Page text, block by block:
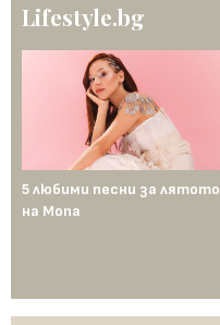
Lifestyle.bg
5 любими песни за лятото
на Mona